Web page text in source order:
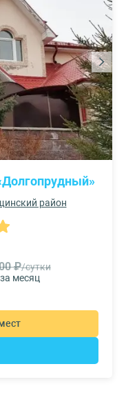
район
₽/сутки
за месяц